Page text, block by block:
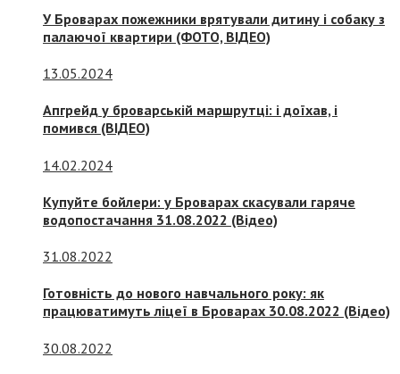
У Броварах пожежники врятували дитину і собаку з
палаючої квартири (ФОТО, ВІДЕО)
13.05.2024
Апгрейд у броварській маршрутці: і доїхав, і
помився (ВІДЕО)
14.02.2024
Купуйте бойлери: у Броварах скасували гаряче
водопостачання 31.08.2022 (Відео)
31.08.2022
Готовність до нового навчального року: як
працюватимуть ліцеї в Броварах 30.08.2022 (Відео)
30.08.2022